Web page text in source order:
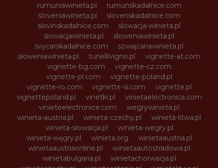
rumuniawinieta.pl
rumunskadalnice.com
sloveniawinieta.pl
slovenskadalnice.com
slovinskadalnice.com
slowacja-winieta.pl
slowacjawinieta.pl
sloweniawinieta.pl
svycarskadalnice.com
szwajcariawinieta.pl
słoweniawinieta.pl
tunellivigno.pl
vignette-at.com
vignette-bg.com
vignette-cz.com
vignette-pl.com
vignette-poland.pl
vignette-ro.com
vignette-si.com
vignette.pl
vignettepoland.pl
vinetki.pl
vinietaelectronica.com
vinieteelectronice.com
wegrywinieta.pl
winieta-austria.pl
winieta-czechy.pl
winieta-litwa.pl
winieta-słowacja.pl
winieta-wegry.pl
winieta-węgry.pl
winieta.org
winietaaustria.pl
winietaaustriaonline.pl
winietaautostradowa.pl
winietabulgaria.pl
winietachorwacja.pl